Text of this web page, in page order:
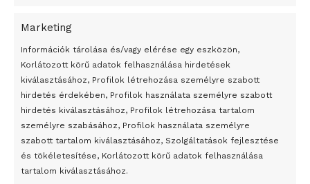
Marketing
Információk tárolása és/vagy elérése egy eszközön,
Korlátozott körű adatok felhasználása hirdetések
kiválasztásához, Profilok létrehozása személyre szabott
hirdetés érdekében, Profilok használata személyre szabott
hirdetés kiválasztásához, Profilok létrehozása tartalom
személyre szabásához, Profilok használata személyre
szabott tartalom kiválasztásához, Szolgáltatások fejlesztése
és tökéletesítése, Korlátozott körű adatok felhasználása
tartalom kiválasztásához.
Átmenetileg szünetelnek az összecsapások Bahmutnál
Egy vagyonért adták el Banksy művét miután elégették.
Az 1950-ben elhunyt alkotók művei szabadon
felhasználhatóvá válnak